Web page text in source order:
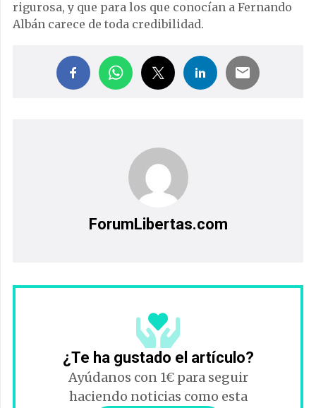
rigurosa, y que para los que conocían a Fernando
Albán carece de toda credibilidad.
ForumLibertas.com
¿Te ha gustado el artículo?
Ayúdanos con 1€ para seguir
haciendo noticias como esta